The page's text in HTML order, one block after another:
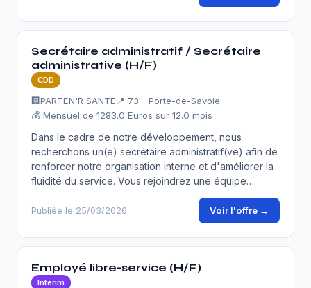
Secrétaire administratif / Secrétaire
administrative (H/F)
CDD
🏢PARTEN'R SANTE 📍 73 - Porte-de-Savoie
💰 Mensuel de 1283.0 Euros sur 12.0 mois
Dans le cadre de notre développement, nous
recherchons un(e) secrétaire administratif(ve) afin de
renforcer notre organisation interne et d'améliorer la
fluidité du service. Vous rejoindrez une équipe…
Publiée le 25/03/2026 Voir l'offre →
Employé libre-service (H/F)
Intérim